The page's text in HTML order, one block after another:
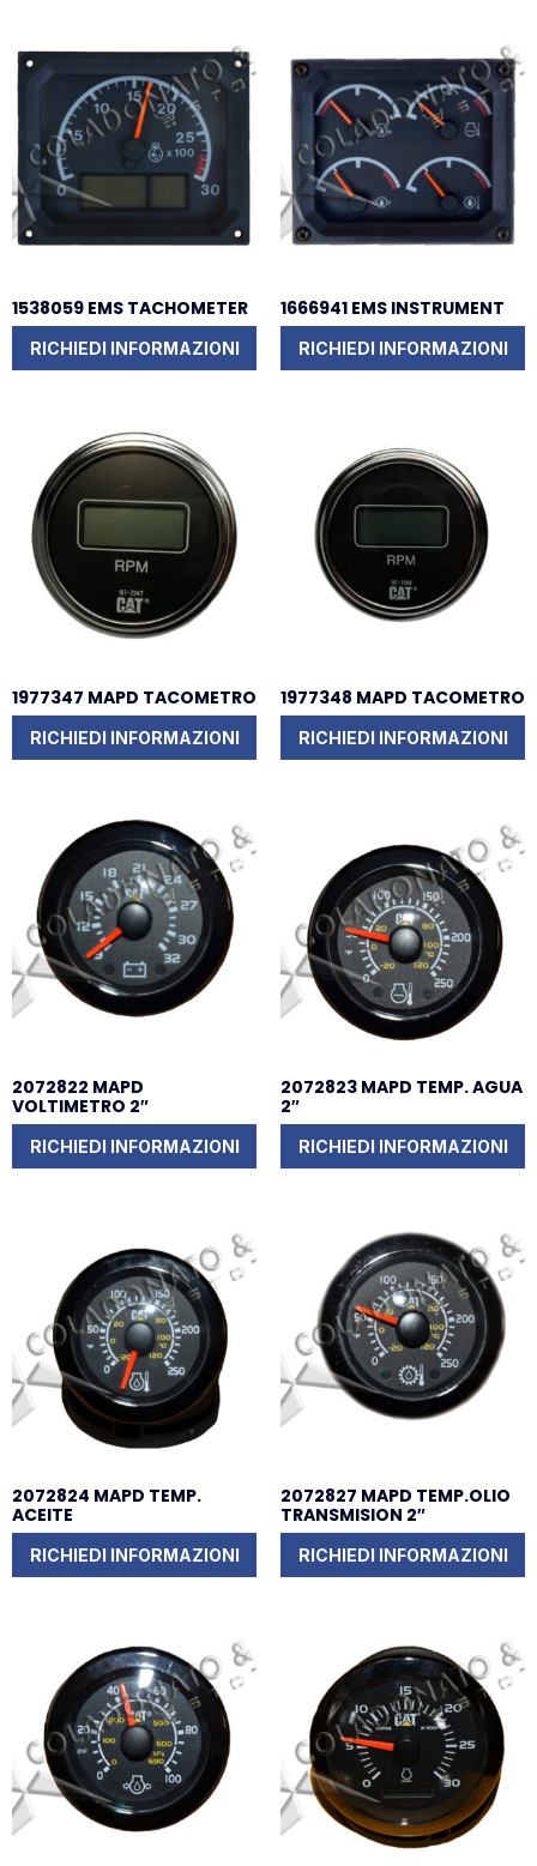
1538059 EMS TACHOMETER
RICHIEDI INFORMAZIONI
1666941 EMS INSTRUMENT
RICHIEDI INFORMAZIONI
1977347 MAPD TACOMETRO
RICHIEDI INFORMAZIONI
1977348 MAPD TACOMETRO
RICHIEDI INFORMAZIONI
2072822 MAPD
VOLTIMETRO 2″
RICHIEDI INFORMAZIONI
2072823 MAPD TEMP. AGUA
2″
RICHIEDI INFORMAZIONI
2072824 MAPD TEMP.
ACEITE
RICHIEDI INFORMAZIONI
2072827 MAPD TEMP.OLIO
TRANSMISION 2″
RICHIEDI INFORMAZIONI